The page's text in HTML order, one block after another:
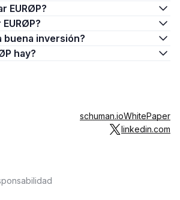
EURØP?
EURØP?
buena inversión?
hay?
schuman.ioWhitePaper
linkedin.com